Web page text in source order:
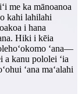
me ka mānoanoa
kahi lahilahi
i hana
Hiki i kēia
hoʻokomo ʻana—
a kanu pololei ʻia
ʻana maʻalahi